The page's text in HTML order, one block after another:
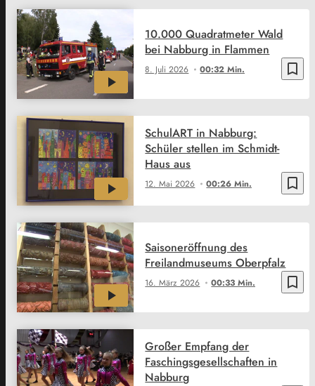
bookmark_border
8. Juli 2026 00:32 Min.
10.000 Quadratmeter Wald
bei Nabburg in Flammen
bookmark_border
12. Mai 2026 00:26 Min.
SchulART in Nabburg:
Schüler stellen im Schmidt-
Haus aus
bookmark_border
16. März 2026 00:33 Min.
Saisoneröffnung des
Freilandmuseums Oberpfalz
Großer Empfang der
Faschingsgesellschaften in
Nabburg